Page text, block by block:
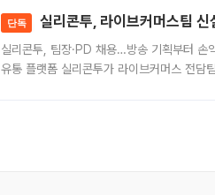
단독 실리콘투, 라이브커머스팀 신
실리콘투, 팀장·PD 채용…방송 기획부터 손
유통 플랫폼 실리콘투가 라이브커머스 전담